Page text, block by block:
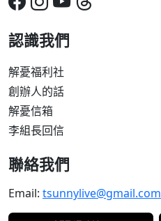
認識我們
解憂福利社
創辦人的話
解憂信箱
李組長回信
聯絡我們
Email: tsunnylive@gmail.com